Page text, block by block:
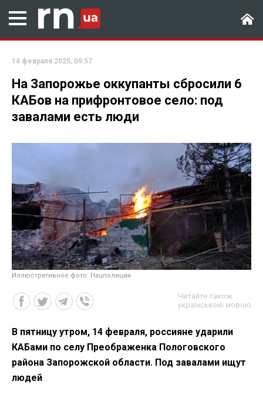
14 февраля 2025, 09:57
На Запорожье оккупанты сбросили 6
КАБов на прифронтовое село: под
завалами есть люди
Иллюстративное фото: Нацполиция
Читайте також
українською мовою
В пятницу утром, 14 февраля, россияне ударили
КАБами по селу Преображенка Пологовского
района Запорожской области. Под завалами ищут
людей